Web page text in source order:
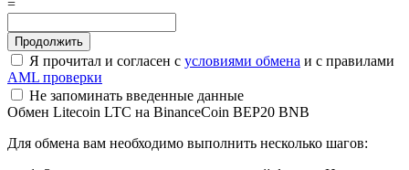
=
Я прочитал и согласен с условиями обмена и с правилами
AML проверки
Не запоминать введенные данные
Обмен Litecoin LTC на BinanceCoin BEP20 BNB
Для обмена вам необходимо выполнить несколько шагов: